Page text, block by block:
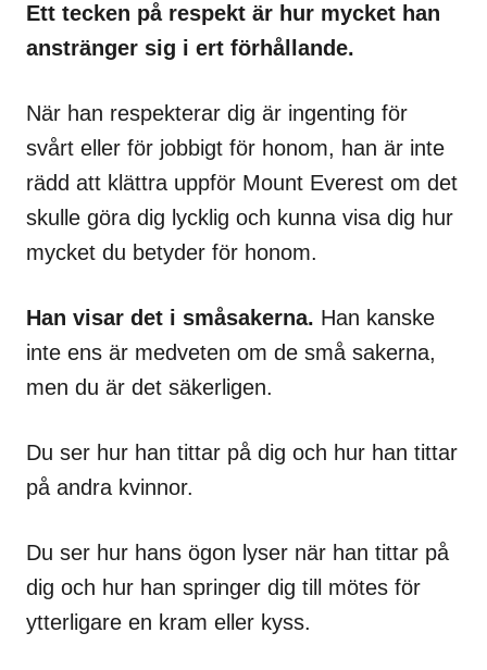
Ett tecken på respekt är hur mycket han
anstränger sig i ert förhållande.
När han respekterar dig är ingenting för
svårt eller för jobbigt för honom, han är inte
rädd att klättra uppför Mount Everest om det
skulle göra dig lycklig och kunna visa dig hur
mycket du betyder för honom.
Han visar det i småsakerna. Han kanske
inte ens är medveten om de små sakerna,
men du är det säkerligen.
Du ser hur han tittar på dig och hur han tittar
på andra kvinnor.
Du ser hur hans ögon lyser när han tittar på
dig och hur han springer dig till mötes för
ytterligare en kram eller kyss.